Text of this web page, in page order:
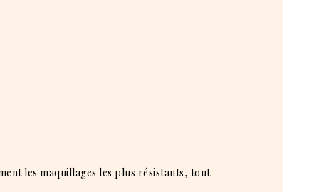
les maquillages les plus résistants, tout